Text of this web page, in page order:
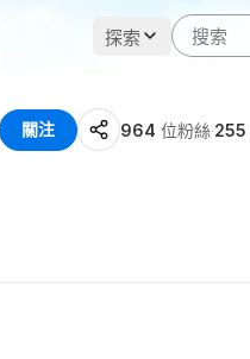
探索
關注 964 位粉絲·255